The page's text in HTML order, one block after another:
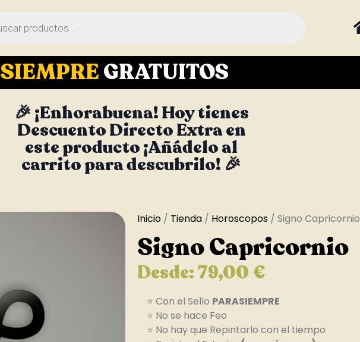
SIEMPREGRATUITOS
🎉 ¡Enhorabuena! Hoy tienes
Descuento Directo Extra en
este producto ¡Añádelo al
carrito para descubrilo! 🎉
Inicio / Tienda / Horoscopos / Signo Capricornio
Signo Capricornio
Desde:79,00€
⭐ Con el Sello PARASIEMPRE
⭐ No se hace Feo
⭐ No hay que Repintarlo con el tiempo